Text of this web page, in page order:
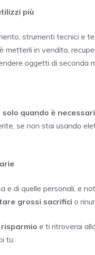
più
strumenti tecnici e
metterli in vendita,
oggetti di seconda
solo quando è
se non stai usando
e di quelle personali, e
grossi sacrifici o
e ti ritroverai
tu.